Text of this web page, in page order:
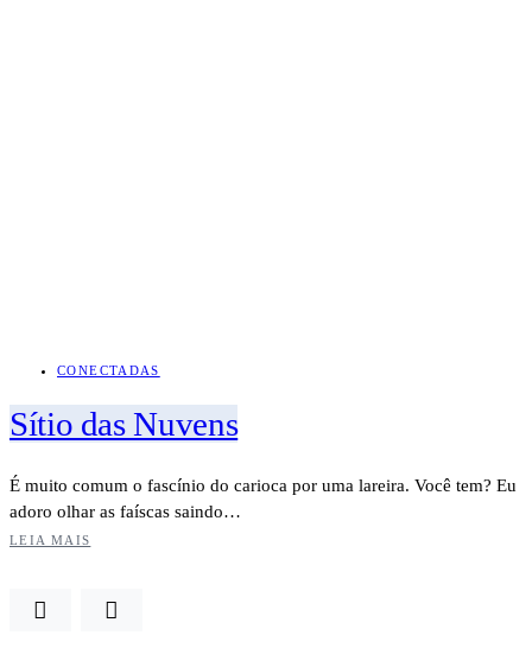
CONECTADAS
Sítio das Nuvens
É muito comum o fascínio do carioca por uma lareira. Você tem? Eu
adoro olhar as faíscas saindo…
LEIA MAIS